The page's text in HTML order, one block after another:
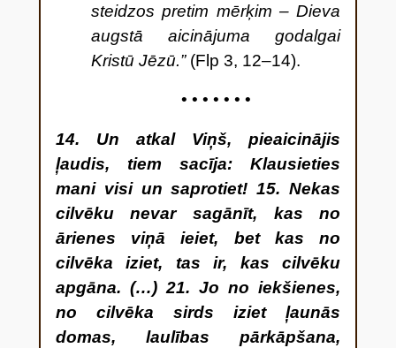
steidzos pretim mērķim – Dieva
augstā aicinājuma godalgai
Kristū Jēzū.” (Flp 3, 12–14).
• • • • • • •
14. Un atkal Viņš, pieaicinājis
ļaudis, tiem sacīja: Klausieties
mani visi un saprotiet! 15. Nekas
cilvēku nevar sagānīt, kas no
ārienes viņā ieiet, bet kas no
cilvēka iziet, tas ir, kas cilvēku
apgāna. (…) 21. Jo no iekšienes,
no cilvēka sirds iziet ļaunās
domas, laulības pārkāpšana,